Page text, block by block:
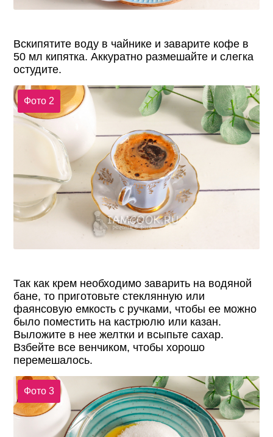
Вскипятите воду в чайнике и заварите кофе в
50 мл кипятка. Аккуратно размешайте и слегка
остудите.
Фото 2
Так как крем необходимо заварить на водяной
бане, то приготовьте стеклянную или
фаянсовую емкость с ручками, чтобы ее можно
было поместить на кастрюлю или казан.
Выложите в нее желтки и всыпьте сахар.
Взбейте все венчиком, чтобы хорошо
перемешалось.
Фото 3